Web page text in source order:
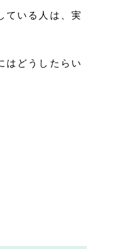
ている人は、実
はどうしたらい